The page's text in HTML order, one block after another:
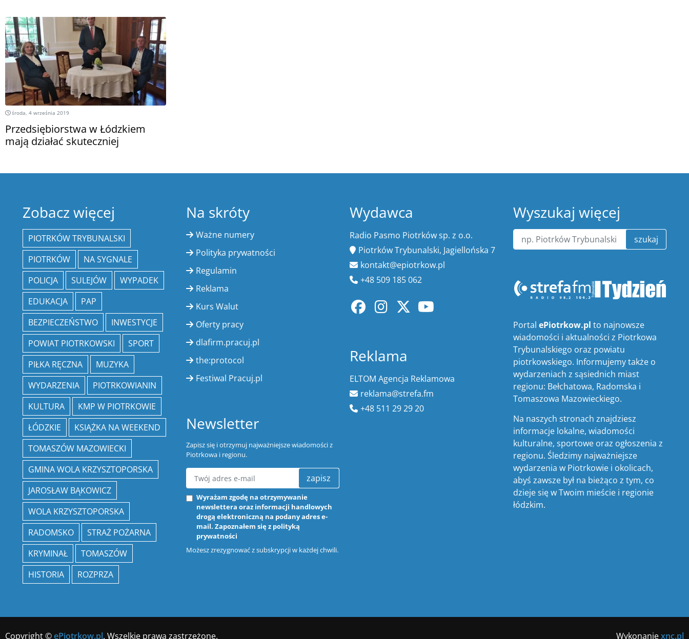
środa, 4 września 2019
Przedsiębiorstwa w Łódzkiem
mają działać skuteczniej
Zobacz więcej
PIOTRKÓW TRYBUNALSKI
PIOTRKÓW
NA SYGNALE
POLICJA
SULEJÓW
WYPADEK
EDUKACJA
PAP
BEZPIECZEŃSTWO
INWESTYCJE
POWIAT PIOTRKOWSKI
SPORT
PIŁKA RĘCZNA
MUZYKA
WYDARZENIA
PIOTRKOWIANIN
KULTURA
KMP W PIOTRKOWIE
ŁÓDZKIE
KSIĄŻKA NA WEEKEND
TOMASZÓW MAZOWIECKI
GMINA WOLA KRZYSZTOPORSKA
JAROSŁAW BĄKOWICZ
WOLA KRZYSZTOPORSKA
RADOMSKO
STRAŻ POŻARNA
KRYMINAŁ
TOMASZÓW
HISTORIA
ROZPRZA
Na skróty
Ważne numery
Polityka prywatności
Regulamin
Reklama
Kurs Walut
Oferty pracy
dlafirm.pracuj.pl
the:protocol
Festiwal Pracuj.pl
Newsletter
Zapisz się i otrzymuj najważniejsze wiadomości z
Piotrkowa i regionu.
zapisz
Wyrażam zgodę na otrzymywanie
newslettera oraz informacji handlowych
drogą elektroniczną na podany adres e-
mail. Zapoznałem się z polityką
prywatności
Możesz zrezygnować z subskrypcji w każdej chwili.
Wydawca
Radio Pasmo Piotrków sp. z o.o.
Piotrków Trybunalski, Jagiellońska 7
kontakt@epiotrkow.pl
+48 509 185 062
Reklama
ELTOM Agencja Reklamowa
reklama@strefa.fm
+48 511 29 29 20
Wyszukaj więcej
szukaj
PortalePiotrkow.pl to najnowsze
wiadomości i aktualności z Piotrkowa
Trybunalskiego oraz powiatu
piotrkowskiego. Informujemy także o
wydarzeniach z sąsiednich miast
regionu: Bełchatowa, Radomska i
Tomaszowa Mazowieckiego.
Na naszych stronach znajdziesz
informacje lokalne, wiadomości
kulturalne, sportowe oraz ogłoszenia z
regionu. Śledzimy najważniejsze
wydarzenia w Piotrkowie i okolicach,
abyś zawsze był na bieżąco z tym, co
dzieje się w Twoim mieście i regionie
łódzkim.
Copyright ©ePiotrkow.pl. Wszelkie prawa zastrzeżone. Wykonaniexnc.pl